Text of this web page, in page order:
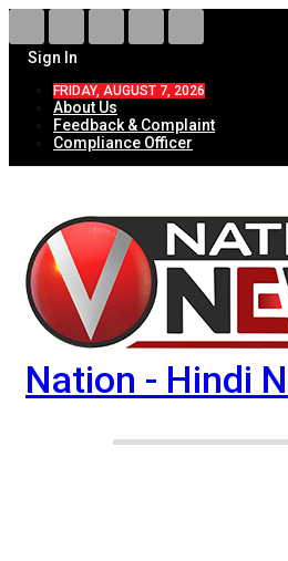
Sign In
FRIDAY, AUGUST 7, 2026
About Us
Feedback & Complaint
Compliance Officer
Nation - Hindi